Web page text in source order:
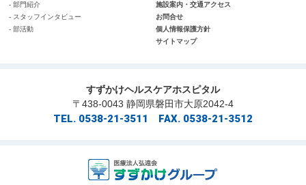
- 部門紹介
- スタッフインタビュー
- 部活動
施設案内・交通アクセス
お問合せ
個人情報保護方針
サイトマップ
すずかけヘルスケアホスピタル
〒438-0043 静岡県磐田市大原2042-4
TEL. 0538-21-3511 FAX. 0538-21-3512